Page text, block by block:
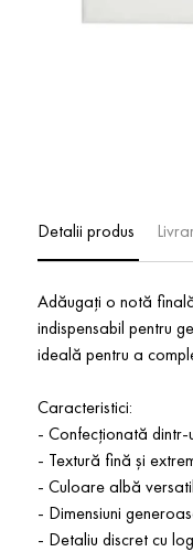
Detalii produs
Adăugați o notă
indispensabil pentru
ideală pentru a
Caracteristici:
- Confecționată dintr-
- Textură fină și
- Culoare albă
- Dimensiuni
- Detaliu discret cu